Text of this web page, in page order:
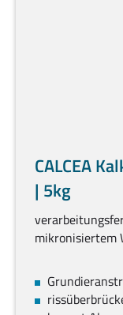
CALCEA
| 5kg
mikronisiertem